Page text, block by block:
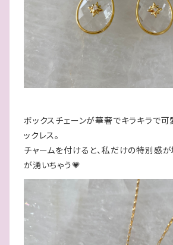
ボックスチェーンが華奢でキラキラで可
ックレス。
チャームを付けると、私だけの特別感
が湧いちゃう💗